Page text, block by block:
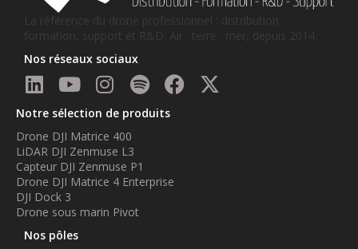
La référence du drone professionnel : distribution,
formation, support et R&D. Air · terre · mer, depuis 2014.
Nos réseaux sociaux
Notre sélection de produits
Drone DJI Matrice 400
LiDAR DJI Zenmuse L3
Capteur DJI Zenmuse P1
Drone DJI Matrice 4 Enterprise
DJI Dock 3
Drone sous marin Pivot
Nos pôles